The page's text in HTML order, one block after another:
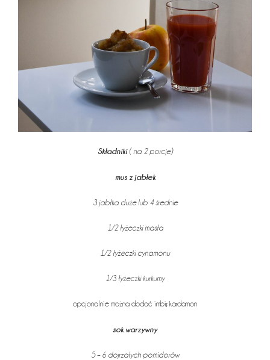
Składniki( na 2 porcje)
mus z jabłek
3 jabłka duże lub 4 średnie
1/2 łyżeczki masła
1/2 łyżeczki cynamonu
1/3 łyżeczki kurkumy
opcjonalnie można dodać imbir, kardamon
sok warzywny
5 – 6 dojrzałych pomidorów